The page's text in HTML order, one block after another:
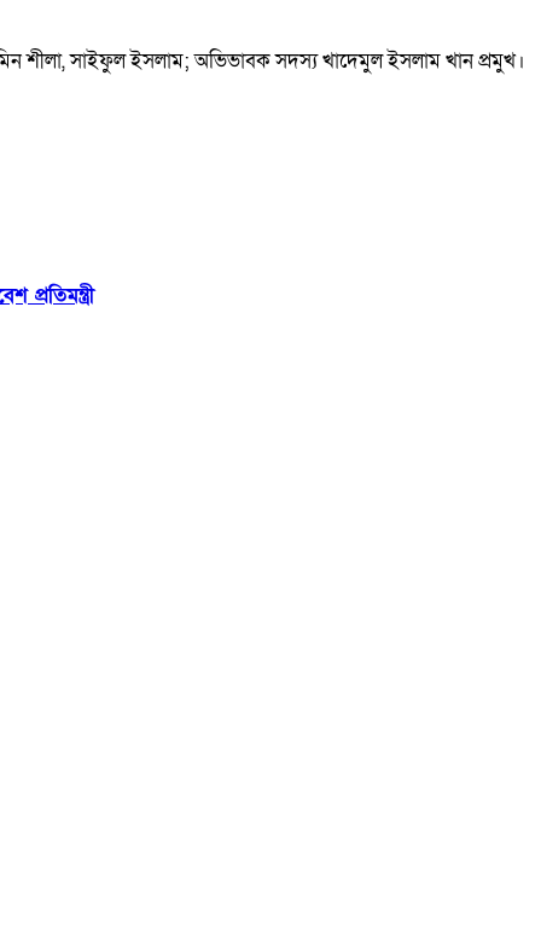
শীলা, সাইফুল ইসলাম; অভিভাবক সদস্য খাদেমুল ইসলাম খান প্রমুখ।
প্রতিমন্ত্রী